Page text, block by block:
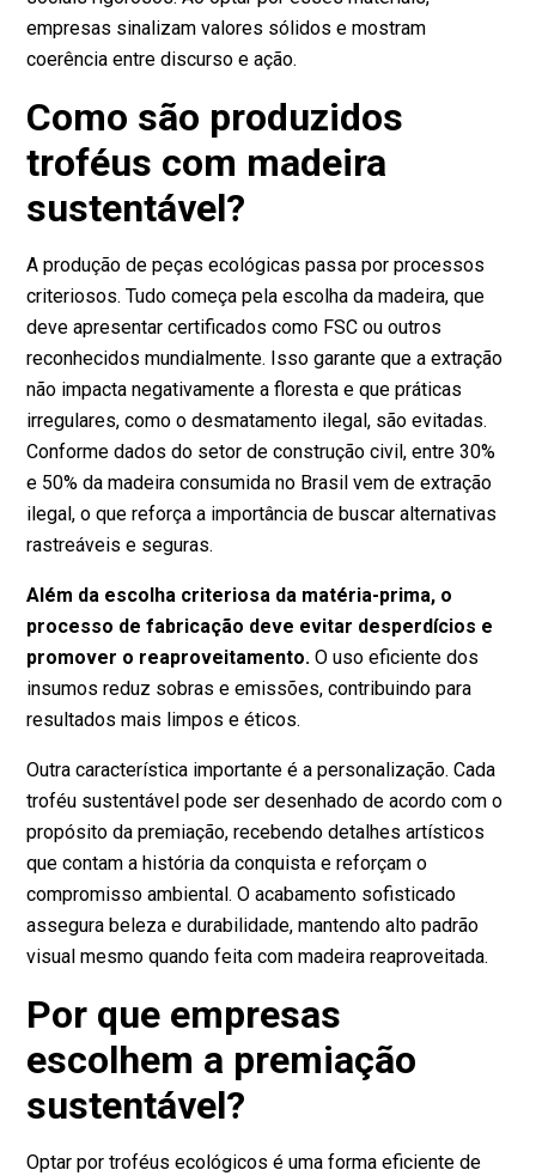
empresas sinalizam valores sólidos e mostram
coerência entre discurso e ação.
Como são produzidos
troféus com madeira
sustentável?
A produção de peças ecológicas passa por processos
criteriosos. Tudo começa pela escolha da madeira, que
deve apresentar certificados como FSC ou outros
reconhecidos mundialmente. Isso garante que a extração
não impacta negativamente a floresta e que práticas
irregulares, como o desmatamento ilegal, são evitadas.
Conformedados do setor de construção civil, entre 30%
e 50% da madeira consumida no Brasil vem de extração
ilegal, o que reforça a importância de buscar alternativas
rastreáveis e seguras.
Além da escolha criteriosa da matéria-prima, o
processo de fabricação deve evitar desperdícios e
promover o reaproveitamento. O uso eficiente dos
insumos reduz sobras e emissões, contribuindo para
resultados mais limpos e éticos.
Outra característica importante é a personalização. Cada
troféu sustentável pode ser desenhado de acordo com o
propósito da premiação, recebendo detalhes artísticos
que contam a história da conquista e reforçam o
compromisso ambiental. O acabamento sofisticado
assegura beleza e durabilidade, mantendo alto padrão
visual mesmo quando feita com madeira reaproveitada.
Por que empresas
escolhem a premiação
sustentável?
Optar por troféus ecológicos é uma forma eficiente de